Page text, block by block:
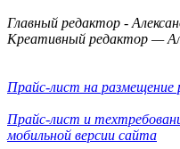
Главный редактор -
Креативный редактор —
Прайс-лист на размещение
Прайс-лист и
мобильной версии сайта